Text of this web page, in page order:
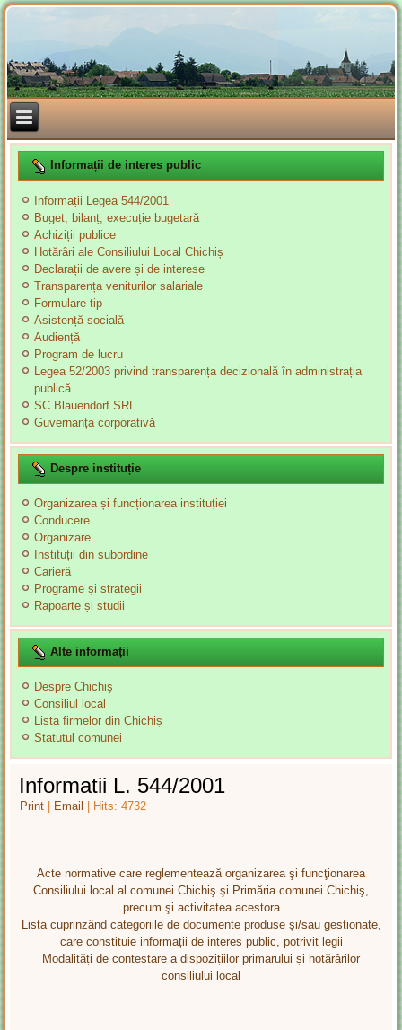
Informații de interes public
Informații Legea 544/2001
Buget, bilanț, execuție bugetară
Achiziții publice
Hotărâri ale Consiliului Local Chichiș
Declarații de avere și de interese
Transparența veniturilor salariale
Formulare tip
Asistență socială
Audiență
Program de lucru
Legea 52/2003 privind transparența decizională în administrația
publică
SC Blauendorf SRL
Guvernanța corporativă
Despre instituție
Organizarea și funcționarea instituției
Conducere
Organizare
Instituții din subordine
Carieră
Programe și strategii
Rapoarte și studii
Alte informații
Despre Chichiş
Consiliul local
Lista firmelor din Chichiș
Statutul comunei
Informatii L. 544/2001
Print | Email | Hits: 4732
Acte normative care reglementează organizarea şi funcţionarea
Consiliului local al comunei Chichiş şi Primăria comunei Chichiş,
precum şi activitatea acestora
Lista cuprinzând categoriile de documente produse și/sau gestionate,
care constituie informații de interes public, potrivit legii
Modalități de contestare a dispozițiilor primarului și hotărârilor
consiliului local